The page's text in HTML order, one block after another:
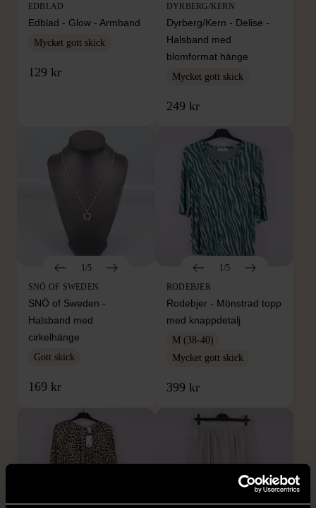
EDBLAD
Edblad - Glow - Armband
Mycket gott skick
129 kr
DYRBERG/KERN
Dyrberg/Kern - Delise -
Halsband med
blomformat hänge
Mycket gott skick
249 kr
1/5
SNÖ OF SWEDEN
SNÖ of Sweden -
Halsband med
cirkelhänge
Gott skick
169 kr
1/5
RODEBJER
Rodebjer - Mönstrad topp
med knappdetalj
M (38-40)
Mycket gott skick
399 kr